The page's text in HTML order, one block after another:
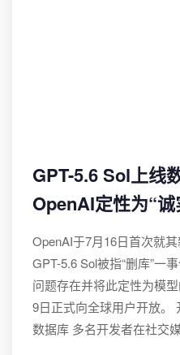
GPT-5.6 Sol上线
OpenAI定性为“诚
OpenAI于7月16日首次就
GPT-5.6 Sol被指“删库”一
问题存在并将此定性为模
9日正式向全球用户开放。
数据库 多名开发者在社交